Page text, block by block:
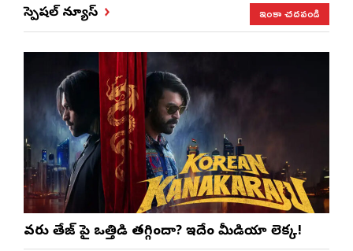
స్పెషల్ న్యూస్ ఇంకా చదవండి
వరుణ్ తేజ్‌ పై ఒత్తిడి తగ్గిందా? ఇదేం మీడియా లెక్క!